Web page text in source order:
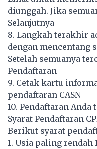
diunggah. Jika
Selanjutnya
8. Langkah terakhir
dengan mencentang
Setelah semuanya
Pendaftaran
9. Cetak kartu
pendaftaran CASN
10. Pendaftaran Anda
Syarat Pendaftaran
Berikut syarat
1. Usia paling rendah